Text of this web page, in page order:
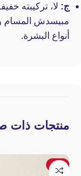
ج:
مبيسدش المسام
أنواع البشرة.
منتجات ذات
-1%